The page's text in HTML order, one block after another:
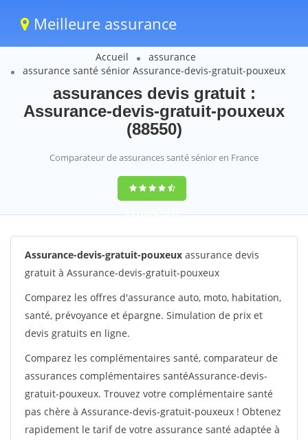
Meilleure assurance
Accueil
assurance
assurance santé sénior Assurance-devis-gratuit-pouxeux
assurances devis gratuit :
Assurance-devis-gratuit-pouxeux
(88550)
Comparateur de assurances santé sénior en France
9,2(100%)1242
votes
Assurance-devis-gratuit-pouxeux assurance devis
gratuit à Assurance-devis-gratuit-pouxeux
Comparez les offres d'assurance auto, moto, habitation,
santé, prévoyance et épargne. Simulation de prix et
devis gratuits en ligne.
Comparez les complémentaires santé, comparateur de
assurances complémentaires santéAssurance-devis-
gratuit-pouxeux. Trouvez votre complémentaire santé
pas chère à Assurance-devis-gratuit-pouxeux ! Obtenez
rapidement le tarif de votre assurance santé adaptée à